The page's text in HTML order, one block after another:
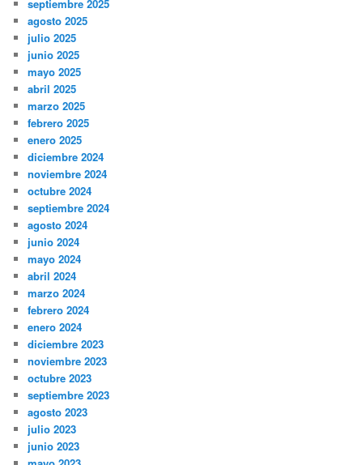
septiembre 2025
agosto 2025
julio 2025
junio 2025
mayo 2025
abril 2025
marzo 2025
febrero 2025
enero 2025
diciembre 2024
noviembre 2024
octubre 2024
septiembre 2024
agosto 2024
junio 2024
mayo 2024
abril 2024
marzo 2024
febrero 2024
enero 2024
diciembre 2023
noviembre 2023
octubre 2023
septiembre 2023
agosto 2023
julio 2023
junio 2023